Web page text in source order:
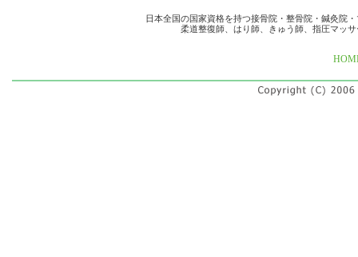
日本全国の国家資格を持つ接骨院・整骨院・鍼灸院
柔道整復師、はり師、きゅう師、指圧マッ